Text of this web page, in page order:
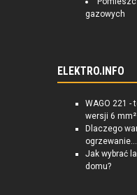
gazowych
ELEKTRO.INFO
WAGO 221 -
wersji 6 mm²
Dlaczego
ogrzewanie...
Jak wybrać
domu?